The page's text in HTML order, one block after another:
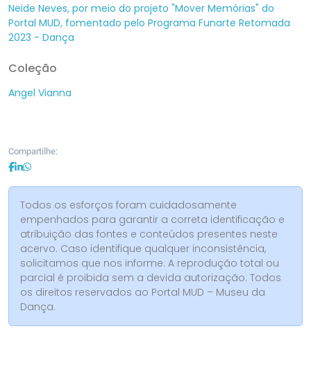
Neide Neves, por meio do projeto "Mover Memórias" do
Portal MUD, fomentado pelo Programa Funarte Retomada
2023 - Dança
Coleção
Angel Vianna
Compartilhe:
Todos os esforços foram cuidadosamente
empenhados para garantir a correta identificação e
atribuição das fontes e conteúdos presentes neste
acervo. Caso identifique qualquer inconsistência,
solicitamos que nos informe. A reprodução total ou
parcial é proibida sem a devida autorização. Todos
os direitos reservados ao Portal MUD – Museu da
Dança.